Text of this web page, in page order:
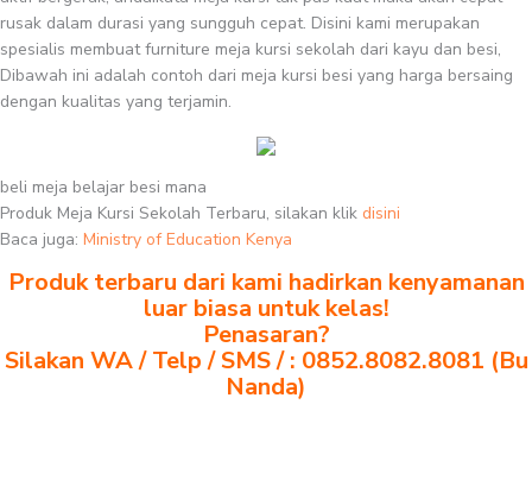
rusak dalam durasi yang sungguh cepat. Disini kami merupakan
spesialis membuat furniture meja kursi sekolah dari kayu dan besi,
Dibawah ini adalah contoh dari meja kursi besi yang harga bersaing
dengan kualitas yang terjamin.
beli meja belajar besi mana
Produk Meja Kursi Sekolah Terbaru, silakan klik disini
Baca juga: Ministry of Education Kenya
Produk terbaru dari kami hadirkan kenyamanan
luar biasa untuk kelas!
Penasaran?
Silakan WA / Telp / SMS / : 0852.8082.8081 (Bu
Nanda)